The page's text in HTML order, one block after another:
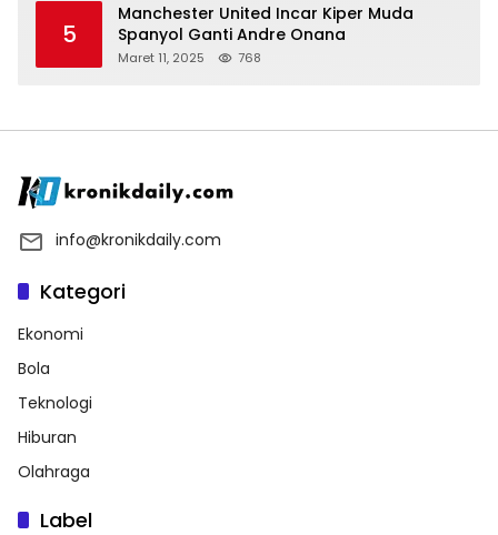
5
Manchester United Incar Kiper Muda
Spanyol Ganti Andre Onana
Maret 11, 2025 768
info@kronikdaily.com
Kategori
Ekonomi
Bola
Teknologi
Hiburan
Olahraga
Label